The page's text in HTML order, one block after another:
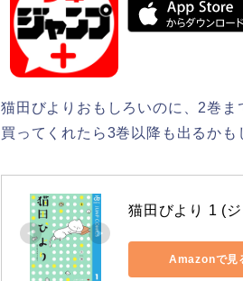
猫田びよりおもしろいのに、2巻ま
買ってくれたら3巻以降も出るか
猫田びより 1 (
Amazonで見